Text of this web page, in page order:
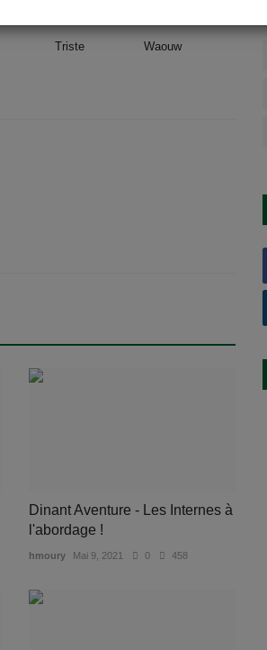
Triste Waouw
Dinant Aventure - Les Internes à
l'abordage !
hmoury Mai 9, 2021 0 458